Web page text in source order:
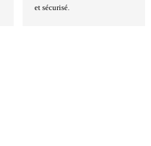
et sécurisé.